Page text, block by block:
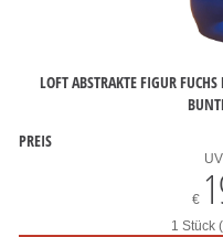
LOFT ABSTRAKTE FIGUR
PREIS
€
1 Stück